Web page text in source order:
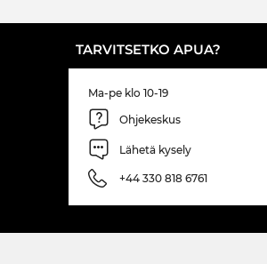
TARVITSETKO APUA?
Ma-pe klo 10-19
Ohjekeskus
Lähetä kysely
+44 330 818 6761